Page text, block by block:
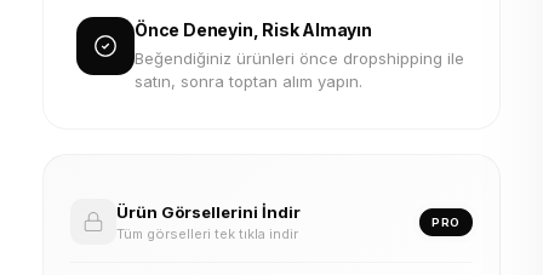
Önce Deneyin, Risk Almayın
Beğendiğiniz ürünleri önce dropshipping ile
satın, sonra toptan alım yapın.
Ürün Görsellerini İndir
Tüm görselleri tek tıkla indir
PRO